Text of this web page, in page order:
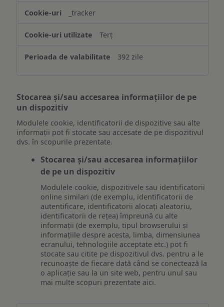
_tracker
Terț
392 zile
Stocarea și/sau accesarea informațiilor de pe
un dispozitiv
Modulele cookie, identificatorii de dispozitive sau alte
informații pot fi stocate sau accesate de pe dispozitivul
dvs. în scopurile prezentate.
Stocarea și/sau accesarea informațiilor
de pe un dispozitiv
Modulele cookie, dispozitivele sau identificatorii
online similari (de exemplu, identificatorii de
autentificare, identificatorii alocați aleatoriu,
identificatorii de rețea) împreună cu alte
informații (de exemplu, tipul browserului și
informațiile despre acesta, limba, dimensiunea
ecranului, tehnologiile acceptate etc.) pot fi
stocate sau citite pe dispozitivul dvs. pentru a le
recunoaște de fiecare dată când se conectează la
o aplicație sau la un site web, pentru unul sau
mai multe scopuri prezentate aici.